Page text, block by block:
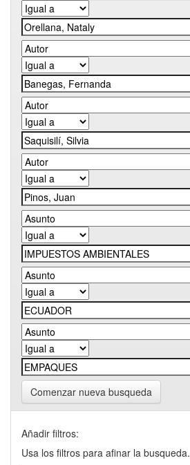
Comenzar nueva busqueda
Añadir filtros:
Usa los filtros para afinar la busqueda.